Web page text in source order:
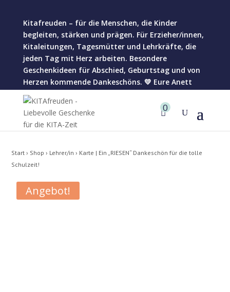
Kitafreuden – für die Menschen, die Kinder
begleiten, stärken und prägen. Für Erzieher/innen,
Kitaleitungen, Tagesmütter und Lehrkräfte, die
jeden Tag mit Herz arbeiten. Besondere
Geschenkideen für Abschied, Geburtstag und von
Herzen kommende Dankeschöns. 💛 Eure Anett
0
Start › Shop › Lehrer/in › Karte | Ein „RIESEN“ Dankeschön für die tolle
Schulzeit!
Angebot!